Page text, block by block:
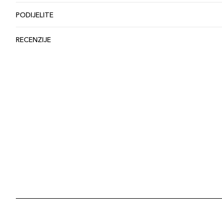
PODIJELITE
RECENZIJE